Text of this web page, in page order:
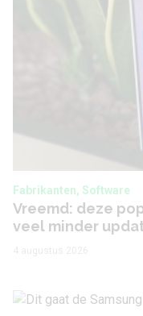
Fabrikanten, Software
Vreemd: deze
veel minder